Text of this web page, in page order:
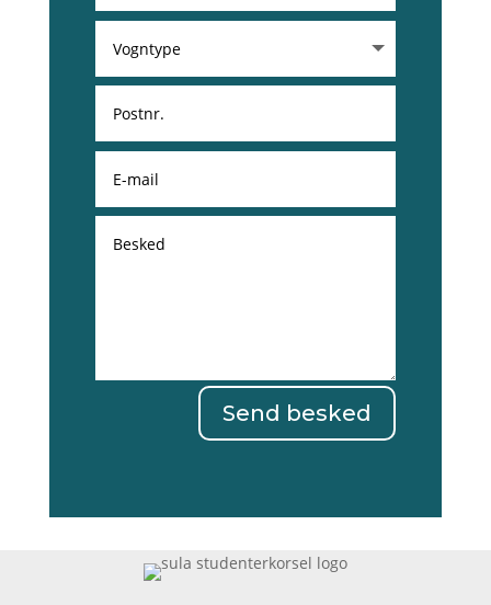
Send besked